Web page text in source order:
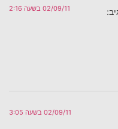
02/09/11 בשעה 2:16
02/09/11 בשעה 3:05